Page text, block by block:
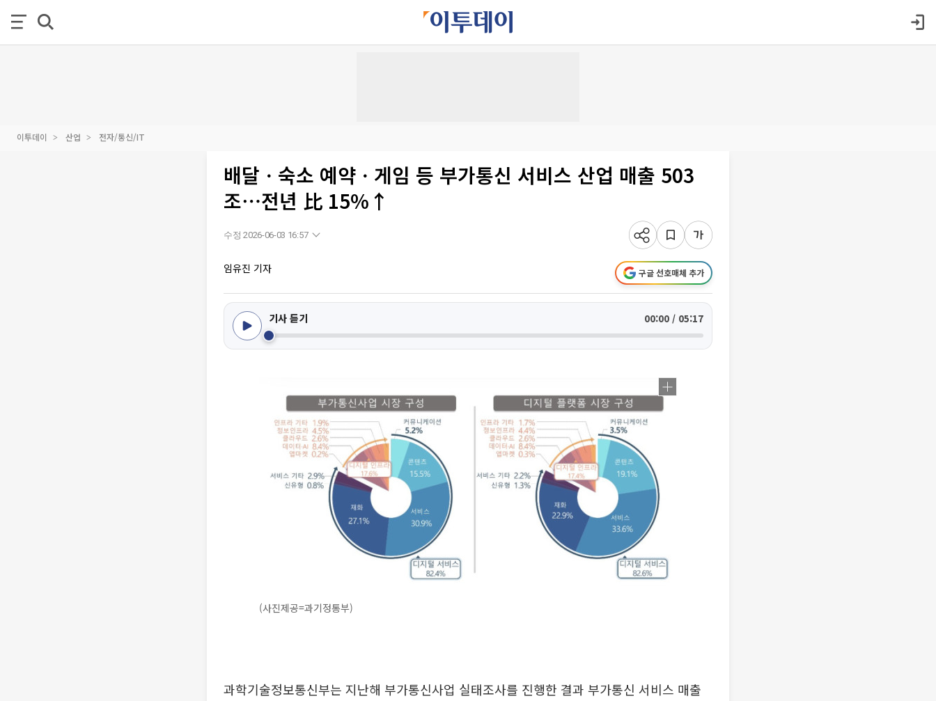
이투데이 산업 전자/통신/IT
배달ㆍ숙소 예약ㆍ게임 등 부가통신 서비스 산업 매출 503
조⋯전년 比 15%↑
수정 2026-06-03 16:57
임유진 기자 구글 선호매체 추가
기사 듣기 00:00 / 05:17
(사진제공=과기정통부)
과학기술정보통신부는 지난해 부가통신사업 실태조사를 진행한 결과 부가통신 서비스 매출